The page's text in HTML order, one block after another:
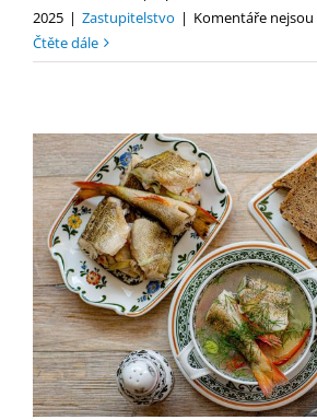
2025 | Zastupitelstvo | Komentáře
Čtěte dále